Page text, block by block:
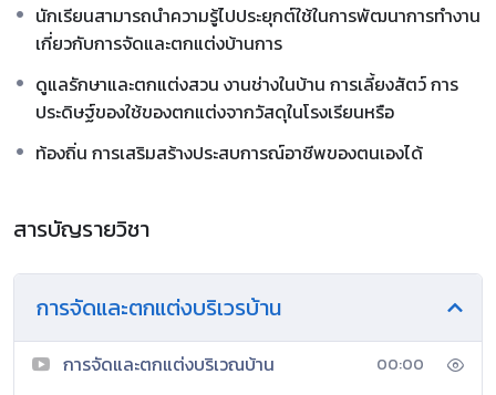
นักเรียนสามารถนำความรู้ไปประยุกต์ใช้ในการพัฒนาการทำงาน
เกี่ยวกับการจัดและตกแต่งบ้านการ
ดูแลรักษาและตกแต่งสวน งานช่างในบ้าน การเลี้ยงสัตว์ การ
ประดิษฐ์ของใช้ของตกแต่งจากวัสดุในโรงเรียนหรือ
ท้องถิ่น การเสริมสร้างประสบการณ์อาชีพของตนเองได้
สารบัญรายวิชา
การจัดและตกแต่งบริเวรบ้าน
การจัดและตกแต่งบริเวณบ้าน 00:00